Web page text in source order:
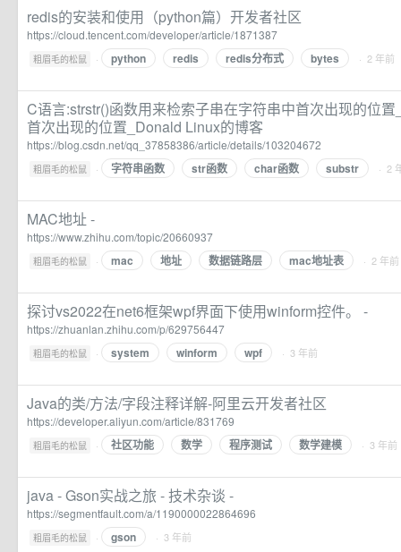
redis的安装和使用（python篇）开发者社区
https://cloud.tencent.com/developer/article/1871387
粗眉毛的松鼠 · python redis redis分布式 bytes · 2 年前
C语言:strstr()函数用来检索子串在字符串中首次出现的位
首次出现的位置_Donald Linux的博客
https://blog.csdn.net/qq_37858386/article/details/103204672
粗眉毛的松鼠 · 字符串函数 str函数 char函数 substr · 2
MAC地址 -
https://www.zhihu.com/topic/20660937
粗眉毛的松鼠 · mac 地址 数据链路层 mac地址表 · 2 年前
探讨vs2022在net6框架wpf界面下使用winform控件。 -
https://zhuanlan.zhihu.com/p/629756447
粗眉毛的松鼠 · system winform wpf · 3 年前
Java的类/方法/字段注释详解-阿里云开发者社区
https://developer.aliyun.com/article/831769
粗眉毛的松鼠 · 社区功能 数学 程序测试 数学建模 · 3 年前
java - Gson实战之旅 - 技术杂谈 -
https://segmentfault.com/a/1190000022864696
粗眉毛的松鼠 · gson · 3 年前